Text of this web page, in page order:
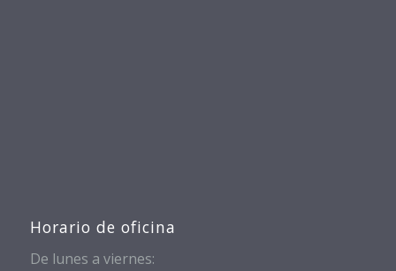
Horario de oficina
De lunes a viernes: